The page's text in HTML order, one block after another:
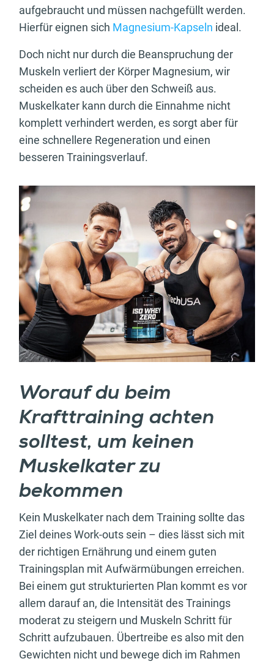
aufgebraucht und müssen nachgefüllt werden.
Hierfür eignen sich Magnesium-Kapseln ideal.
Doch nicht nur durch die Beanspruchung der
Muskeln verliert der Körper Magnesium, wir
scheiden es auch über den Schweiß aus.
Muskelkater kann durch die Einnahme nicht
komplett verhindert werden, es sorgt aber für
eine schnellere Regeneration und einen
besseren Trainingsverlauf.
Worauf du beim
Krafttraining achten
solltest, um keinen
Muskelkater zu
bekommen
Kein Muskelkater nach dem Training sollte das
Ziel deines Work-outs sein – dies lässt sich mit
der richtigen Ernährung und einem guten
Trainingsplan mit Aufwärmübungen erreichen.
Bei einem gut strukturierten Plan kommt es vor
allem darauf an, die Intensität des Trainings
moderat zu steigern und Muskeln Schritt für
Schritt aufzubauen. Übertreibe es also mit den
Gewichten nicht und bewege dich im Rahmen